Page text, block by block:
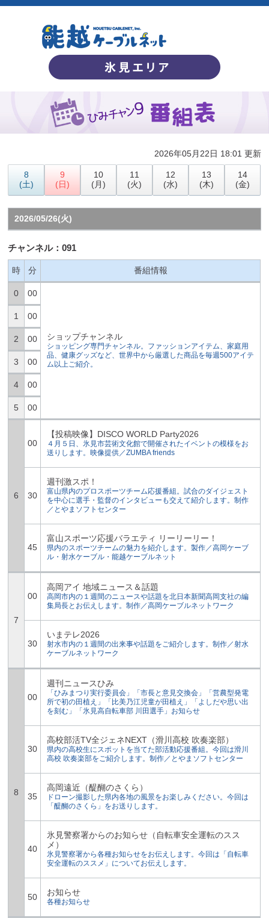
2026年05月22日 18:01 更新
8
(土)
9
(日)
10
(月)
11
(火)
12
(水)
13
(木)
14
(金)
2026/05/26(火)
チャンネル：091
時 分 番組情報
0 00
ショップチャンネル
ショッピング専門チャンネル。ファッションアイテム、家庭用
品、健康グッズなど、世界中から厳選した商品を毎週500アイテ
ム以上ご紹介。
1 00
2 00
3 00
4 00
5 00
6
00
【投稿映像】DISCO WORLD Party2026
４月５日、氷見市芸術文化館で開催されたイベントの模様をお
送りします。映像提供／ZUMBA friends
30
週刊激スポ！
富山県内のプロスポーツチーム応援番組。試合のダイジェスト
を中心に選手・監督のインタビューも交えて紹介します。制作
／とやまソフトセンター
45
富山スポーツ応援バラエティ リーリーリー！
県内のスポーツチームの魅力を紹介します。製作／高岡ケーブ
ル・射水ケーブル・能越ケーブルネット
7
00
高岡アイ 地域ニュース＆話題
高岡市内の１週間のニュースや話題を北日本新聞高岡支社の編
集局長とお伝えします。制作／高岡ケーブルネットワーク
30
いまテレ2026
射水市内の１週間の出来事や話題をご紹介します。制作／射水
ケーブルネットワーク
8
00
週刊ニュースひみ
「ひみまつり実行委員会」「市長と意見交換会」「営農型発電
所で初の田植え」「比美乃江児童が田植え」「よしだや思い出
を刻む」「氷見高自転車部 川田選手」お知らせ
30
高校部活TV全ジェネNEXT（滑川高校 吹奏楽部）
県内の高校生にスポットを当てた部活動応援番組。今回は滑川
高校 吹奏楽部をご紹介します。制作／とやまソフトセンター
35
高岡遠近（醍醐のさくら）
ドローン撮影した県内各地の風景をお楽しみください。今回は
「醍醐のさくら」をお送りします。
40
氷見警察署からのお知らせ（自転車安全運転のスス
メ）
氷見警察署から各種お知らせをお伝えします。今回は「自転車
安全運転のススメ」についてお伝えします。
50 お知らせ
各種お知らせ